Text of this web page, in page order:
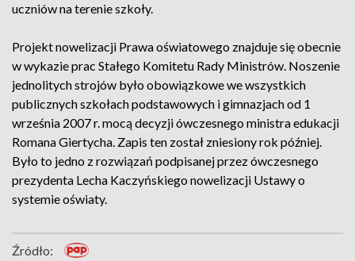
uczniów na terenie szkoły.
Projekt nowelizacji Prawa oświatowego znajduje się obecnie
w wykazie prac Stałego Komitetu Rady Ministrów. Noszenie
jednolitych strojów było obowiązkowe we wszystkich
publicznych szkołach podstawowych i gimnazjach od 1
września 2007 r. mocą decyzji ówczesnego ministra edukacji
Romana Giertycha. Zapis ten został zniesiony rok później.
Było to jedno z rozwiązań podpisanej przez ówczesnego
prezydenta Lecha Kaczyńskiego nowelizacji Ustawy o
systemie oświaty.
Źródło: